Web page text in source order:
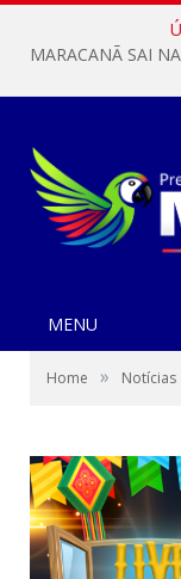
MENU
Home » Notícias